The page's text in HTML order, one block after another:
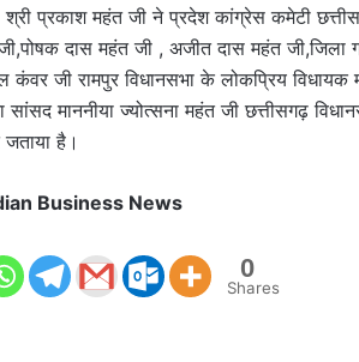
श्री प्रकाश महंत जी ने प्रदेश कांग्रेस कमेटी
दास महंत जी , अजीत दास महंत जी,जिला
कंवर जी रामपुर विधानसभा के लोकप्रिय
माननीया ज्योत्सना महंत जी छत्तीसगढ़
है।
Business News
0
Shares